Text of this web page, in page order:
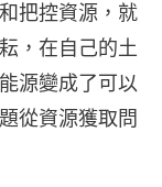
把控資源，就
，在自己的土
源變成了可以
從資源獲取問